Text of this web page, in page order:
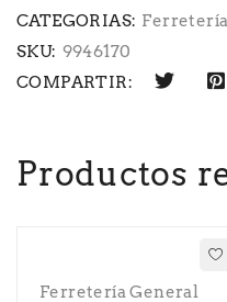
CATEGORIAS:
SKU: 9946170
COMPARTIR:
Productos
Ferretería General